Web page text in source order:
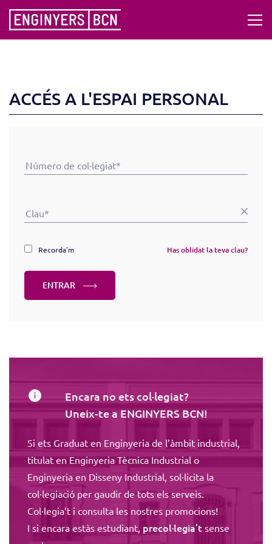
ACCÉS A L'ESPAI PERSONAL
Recorda'm Has oblidat la teva clau?
ENTRAR
Encara no ets col·legiat?
Uneix-te a ENGINYERS BCN!
Si ets Graduat en Enginyeria de l’àmbit industrial,
titulat en Enginyeria Tècnica Industrial o
Enginyeria en Disseny Industrial, sol·licita la
col·legiació per gaudir de tots els serveis.
Col·legia’t i consulta les nostres promocions!
I si encara estàs estudiant, precol·legia’t sense